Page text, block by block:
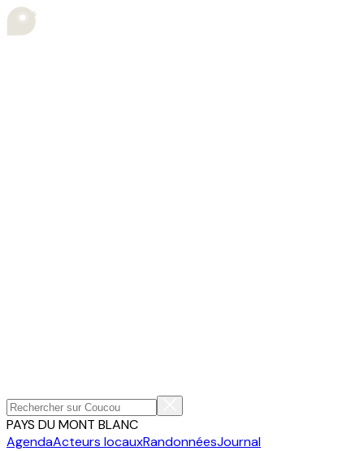
PAYS DU MONT BLANC
AgendaActeurs locauxRandonnéesJournal